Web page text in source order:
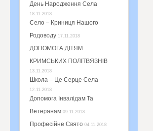
День Народження Села
18.11.2018
Село – Криниця Нашого
Родоводу 17.11.2018
ДОПОМОГА ДІТЯМ
КРИМСЬКИХ ПОЛІТВЯЗНІВ
13.11.2018
Школа – Це Серце Села
12.11.2018
Допомога Інвалідам Та
Ветеранам 09.11.2018
Професійне Свято 04.11.2018